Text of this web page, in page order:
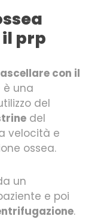
prp
con il
è una
del
del
velocità e
ossea.
un
e poi
.